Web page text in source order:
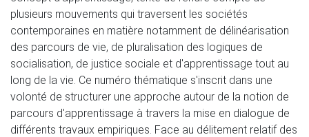
plusieurs mouvements qui traversent les sociétés
contemporaines en matière notamment de délinéarisation
des parcours de vie, de pluralisation des logiques de
socialisation, de justice sociale et d'apprentissage tout au
long de la vie. Ce numéro thématique s'inscrit dans une
volonté de structurer une approche autour de la notion de
parcours d'apprentissage à travers la mise en dialogue de
différents travaux empiriques. Face au délitement relatif des